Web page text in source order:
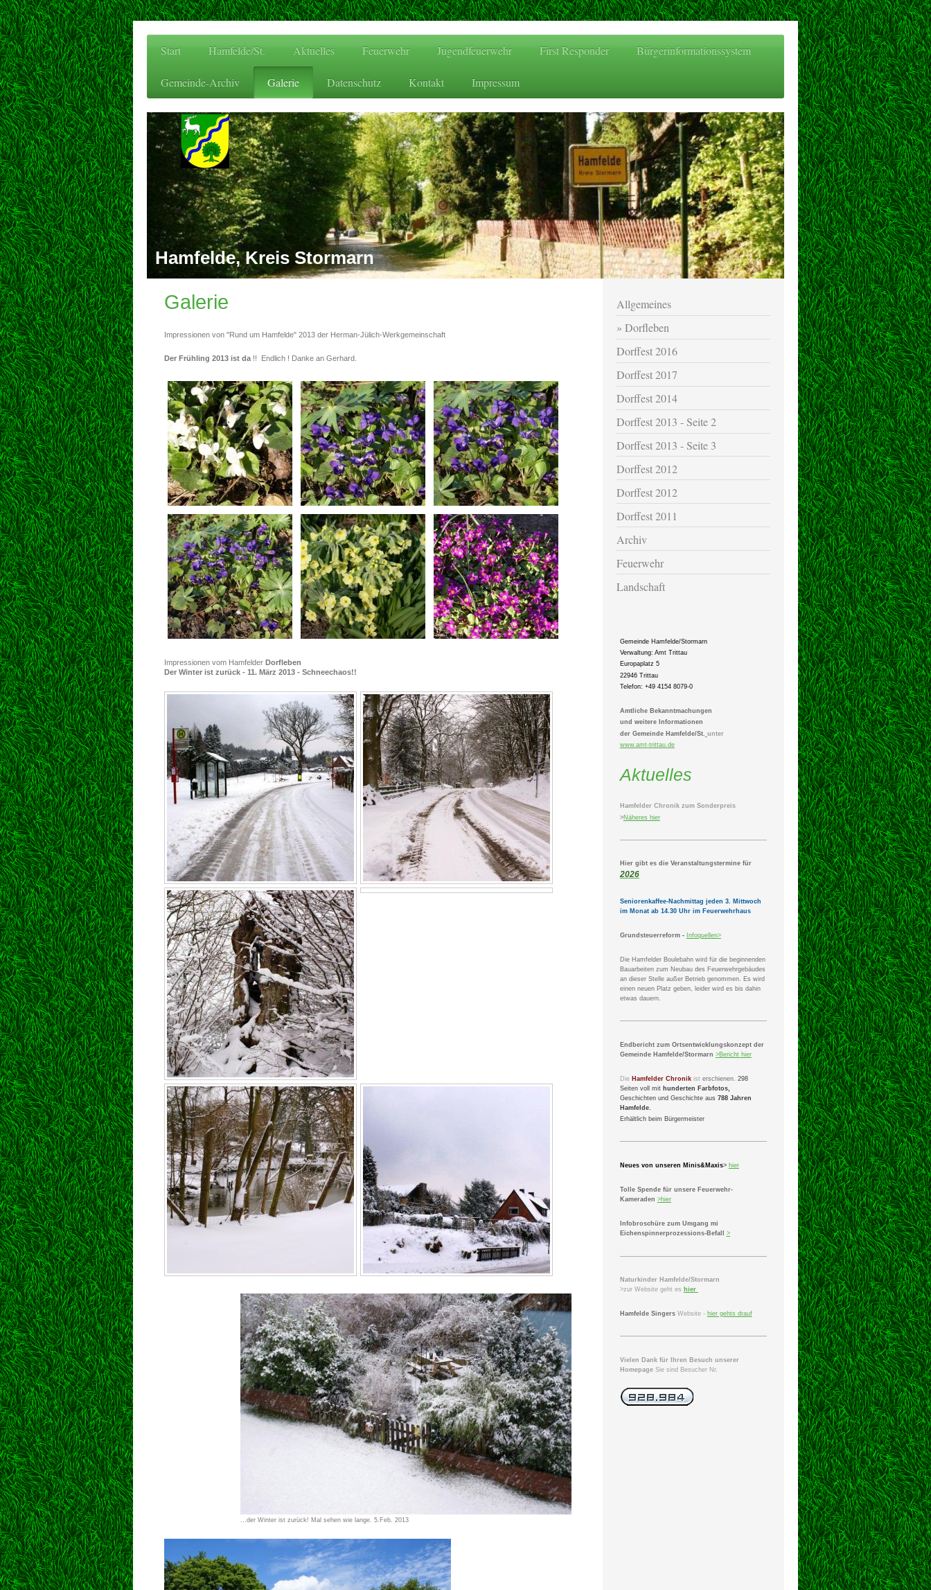
Start Hamfelde/St. Aktuelles Feuerwehr Jugendfeuerwehr First Responder Bürgerinformationssystem
Gemeinde-Archiv Galerie Datenschutz Kontakt Impressum
Hamfelde, Kreis Stormarn
Galerie
Impressionen von "Rund um Hamfelde" 2013 der Herman-Jülich-Werkgemeinschaft
Der Frühling 2013 ist da !! Endlich ! Danke an Gerhard.
Impressionen vom Hamfelder Dorfleben
Der Winter ist zurück - 11. März 2013 - Schneechaos!!
...der Winter ist zurück! Mal sehen wie lange. 5.Feb. 2013
Allgemeines
Dorfleben
Dorffest 2016
Dorffest 2017
Dorffest 2014
Dorffest 2013 - Seite 2
Dorffest 2013 - Seite 3
Dorffest 2012
Dorffest 2012
Dorffest 2011
Archiv
Feuerwehr
Landschaft
Gemeinde Hamfelde/Stormarn
Verwaltung: Amt Trittau
Europaplatz 5
22946 Trittau
Telefon: +49 4154 8079-0
Amtliche Bekanntmachungen
und weitere Informationen
der Gemeinde Hamfelde/St. unter
www.amt-trittau.de
Aktuelles
Hamfelder Chronik zum Sonderpreis
>Näheres hier
Hier gibt es die Veranstaltungstermine für
2026
Seniorenkaffee-Nachmittag jeden 3. Mittwoch
im Monat ab 14.30 Uhr im Feuerwehrhaus
Grundsteuerreform - Infoquellen>
Die Hamfelder Boulebahn wird für die beginnenden
Bauarbeiten zum Neubau des Feuerwehrgebäudes
an dieser Stelle außer Betrieb genommen. Es wird
einen neuen Platz geben, leider wird es bis dahin
etwas dauern.
Endbericht zum Ortsentwicklungskonzept der
Gemeinde Hamfelde/Stormarn >Berichthier
Die Hamfelder Chronikist erschienen. 298
Seiten voll mit hunderten Farbfotos,
Geschichten und Geschichte aus 788 Jahren
Hamfelde.
Erhältlich beim Bürgermeister
Neues von unseren Minis&Maxis> hier
Tolle Spende für unsere Feuerwehr-
Kameraden >hier
Infobroschüre zum Umgang mi
Eichenspinnerprozessions-Befall
>
Naturkinder Hamfelde/Stormarn
>zur Website geht es hier
Hamfelde SingersWebsite - hier gehts drauf
Vielen Dank für Ihren Besuch unserer
Homepage Sie sind Besucher Nr.